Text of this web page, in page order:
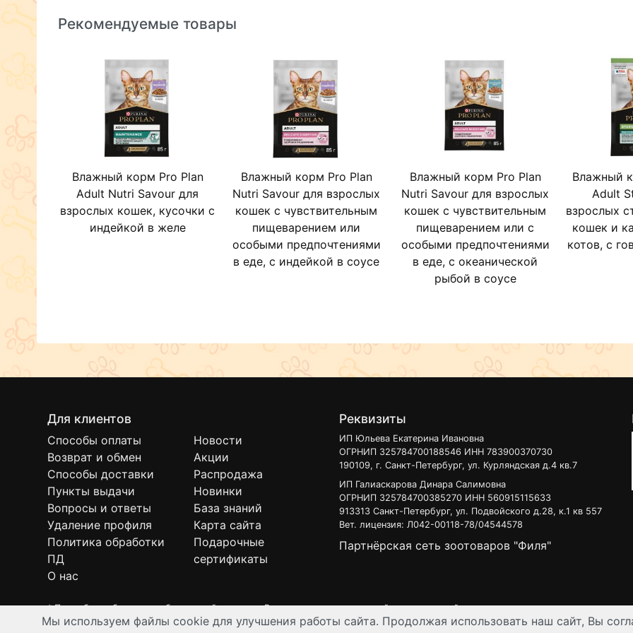
несколько видов дизайна
зависимости от наличия на
оборот на территории РФ в
* Этот продукт поддерживает
дополнительная
Рекомендуемые товары
Влажный корм Pro Plan
Adult Nutri Savour для
взрослых кошек, кусочки с
индейкой в желе
Влажный корм Pro Plan
Nutri Savour для взрослых
кошек с чувствительным
пищеварением или
особыми предпочтениями
в еде, с индейкой в соусе
Влажный корм Pro Plan
Nutri Savour для взрослых
кошек с чувствительным
пищеварением или с
особыми предпочтениями
в еде, с океанической
рыбой в соусе
Влажный
Adult
взрослых
кошек и
котов, с
Для клиентов
Способы оплаты
Возврат и обмен
Способы доставки
Пункты выдачи
Вопросы и ответы
Удаление профиля
Политика обработки
ПД
О нас
Новости
Акции
Распродажа
Новинки
База знаний
Карта сайта
Подарочные
сертификаты
Реквизиты
ИП Юльева Екатерина Ивановна
ОГРНИП 325784700188546 ИНН 783900370730
190109, г. Санкт-Петербург, ул. Курляндская д.4 кв.7
ИП Галиаскарова Динара Салимовна
ОГРНИП 325784700385270 ИНН 560915115633
913313 Санкт-Петербург, ул. Подвойского д.28, к.1 кв 557
Вет. лицензия: Л042-00118-78/04544578
Партнёрская сеть зоотоваров "Филя"
* Подробнее об условиях бесплатной доставки Вы можете узнать на нашейинтерактивной карте.
Интернет-зоомагазин "Филя". Контент на сайте предназначен для лиц старше 16 лет. Все данные представленные на сайте
Мы используем файлы cookie для улучшения работы сайта. Продолжая использовать наш сайт, Вы